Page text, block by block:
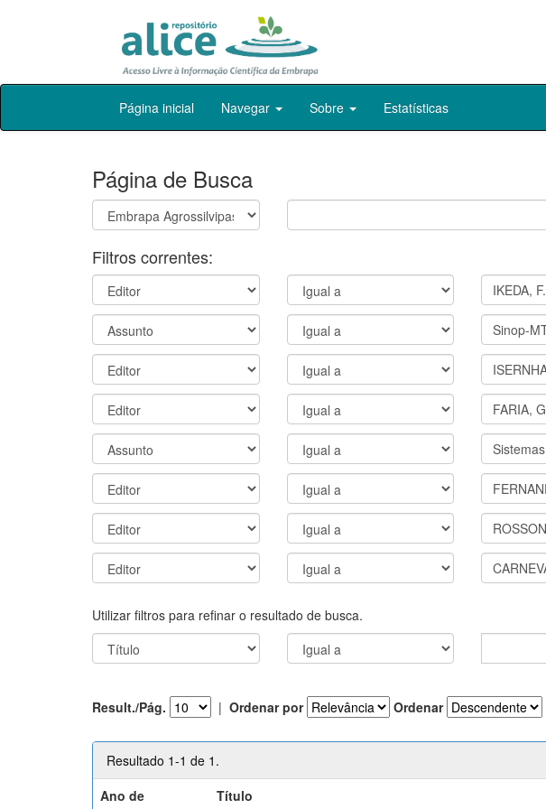
Skip
Página inicial Navegar Sobre Estatísticas
Página de Busca
Filtros correntes:
Utilizar filtros para refinar o resultado de busca.
Result./Pág. | Ordenar por Ordenar
Resultado 1-1 de 1.
Ano de
Título